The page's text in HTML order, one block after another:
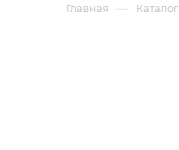
Главная — Каталог